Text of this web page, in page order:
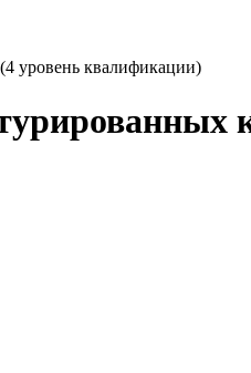
уровень квалификации)